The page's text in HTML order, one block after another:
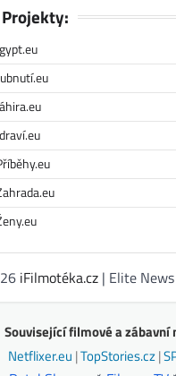
iFilmotéka.cz| Elite
Související filmové a zábavní
Netflixer.eu |TopStories.cz|